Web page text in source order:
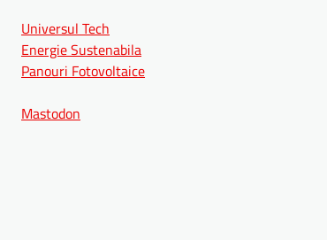
Universul Tech
Energie Sustenabila
Panouri Fotovoltaice
Mastodon